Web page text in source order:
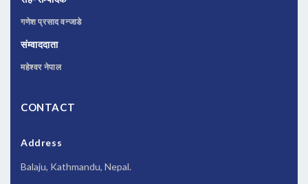
गणेश प्रसाद वन्जाडे
संम्वाददाता
महेश्वर नेपाल
CONTACT
Address
Balaju, Kathmandu, Nepal.